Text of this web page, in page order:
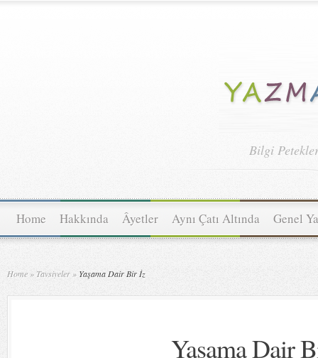
Bilgi
Home Hakkında Âyetler Aynı Çatı Altında Genel
Home » Tavsiyeler » Yaşama Dair Bir İz
Yaşama Dair